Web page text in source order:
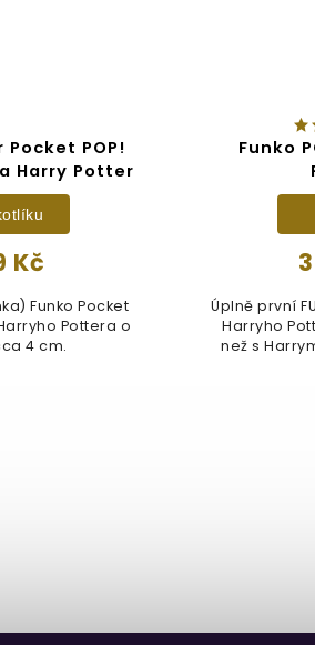
POP!
Harry Potter
Kč
Funko Pocket
Pottera o
4 cm.
Funko
Úplně první
Harryho
než s